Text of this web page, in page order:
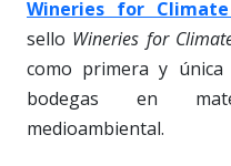
Wineries for
sello Wineries for
como primera y única
bodegas en
medioambiental.